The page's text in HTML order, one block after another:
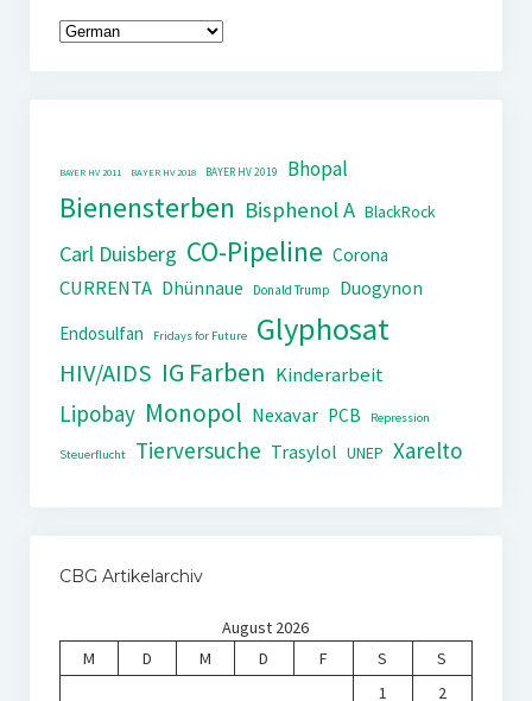
BAYER HV 2011 BAYER HV 2018 BAYER HV 2019 Bhopal
Bienensterben Bisphenol A BlackRock
Carl Duisberg CO-Pipeline Corona
CURRENTA Dhünnaue Donald Trump
Duogynon
Endosulfan
Fridays for Future Glyphosat
HIV/AIDS IG Farben Kinderarbeit
Lipobay Monopol Nexavar PCB Repression
Steuerflucht Tierversuche Trasylol UNEP Xarelto
CBG Artikelarchiv
August 2026
M
D M D F S
S
1
2